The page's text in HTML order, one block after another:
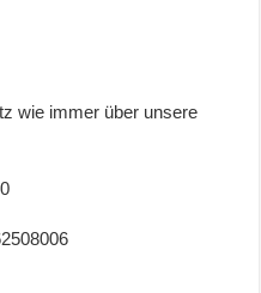
wie immer über unsere